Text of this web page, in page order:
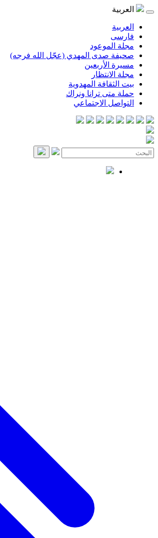
العربية
العربية
فارسی
مجلة الموعود
صحيفة صدى المهدي (عجّل الله فرجه)
مسيرة الأربعين
مجلة الانتظار
بيت الثقافة المهدوية
حملة متى ترانا ونراك
التواصل الاجتماعي